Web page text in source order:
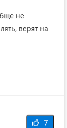
не
верят на
7